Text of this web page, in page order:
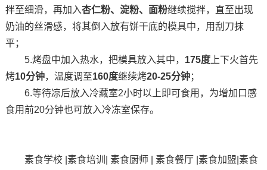
拌至细滑，再加入杏仁粉、淀粉、面粉继续搅拌，直至出现
奶油的丝滑感，将其倒入放有饼干底的模具中，用刮刀抹
平；
5.烤盘中加入热水，把模具放入其中， 175度上下火首先
烤10分钟，温度调至160度继续烤20-25分钟；
6.等待凉后放入冷藏室2小时以上即可食用，为增加口感
食用前20分钟也可放入冷冻室保存。
素食学校 |素食培训| 素食厨师 | 素食餐厅 |素食加盟|素食